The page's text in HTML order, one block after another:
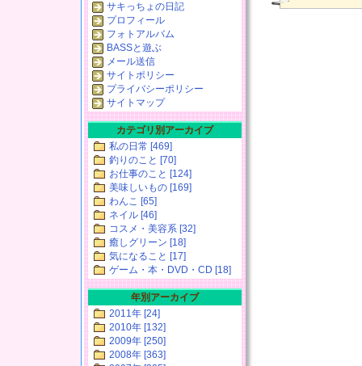
サキっちょの日記
プロフィール
フォトアルバム
BASSと遊ぶ
メール送信
サイトポリシー
プライバシーポリシー
サイトマップ
カテゴリ別アーカイブ
私の日常 [469]
釣りのこと [70]
お仕事のこと [124]
美味しいもの [169]
わんこ [65]
ネイル [46]
コスメ・美容系 [32]
癒しグリーン [18]
気になること [17]
ゲーム・本・DVD・CD [18]
年別アーカイブ
2011年 [24]
2010年 [132]
2009年 [250]
2008年 [363]